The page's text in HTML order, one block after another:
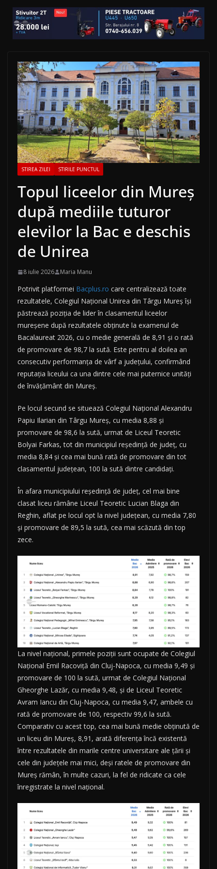
STIREA ZILEI STIRILE PUNCTUL
Topul liceelor din Mureș
după mediile tuturor
elevilor la Bac e deschis
de Unirea
8 iulie 2026 Maria Manu
Potrivit platformei Bacplus.ro care centralizează toate
rezultatele, Colegiul Național Unirea din Târgu Mureș își
păstrează poziția de lider în clasamentul liceelor
mureșene după rezultatele obținute la examenul de
Bacalaureat 2026, cu o medie generală de 8,91 și o rată
de promovare de 98,7 la sută. Este pentru al doilea an
consecutiv performanța de vârf a județului, confirmând
reputația liceului ca una dintre cele mai puternice unități
de învățământ din Mureș.
Pe locul secund se situează Colegiul Național Alexandru
Papiu Ilarian din Târgu Mureș, cu media 8,88 și
promovare de 98,6 la sută, urmat de Liceul Teoretic
Bolyai Farkas, tot din municipiul reședință de județ, cu
media 8,84 și cea mai bună rată de promovare din tot
clasamentul județean, 100 la sută dintre candidați.
În afara municipiului reședință de județ, cel mai bine
clasat liceu rămâne Liceul Teoretic Lucian Blaga din
Reghin, aflat pe locul opt la nivel județean, cu media 7,80
și promovare de 89,5 la sută, cea mai scăzută din top
zece.
La nivel național, primele poziții sunt ocupate de Colegiul
Național Emil Racoviță din Cluj-Napoca, cu media 9,49 și
promovare de 100 la sută, urmat de Colegiul Național
Gheorghe Lazăr, cu media 9,48, și de Liceul Teoretic
Avram Iancu din Cluj-Napoca, cu media 9,47, ambele cu
rată de promovare de 100, respectiv 99,6 la sută.
Comparativ cu acest top, cea mai bună medie obținută de
un liceu din Mureș, 8,91, arată diferența încă existentă
între rezultatele din marile centre universitare ale țării și
cele din județele mai mici, deși ratele de promovare din
Mureș rămân, în multe cazuri, la fel de ridicate ca cele
înregistrate la nivel național.